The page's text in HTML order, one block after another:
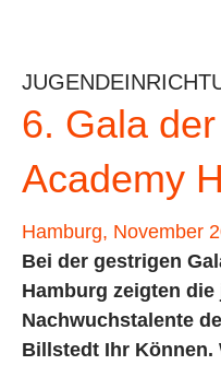
6. Gala
Academy
Hamburg, November
Bei der gestrigen
Hamburg zeigten
Nachwuchstalente
Billstedt Ihr Können.